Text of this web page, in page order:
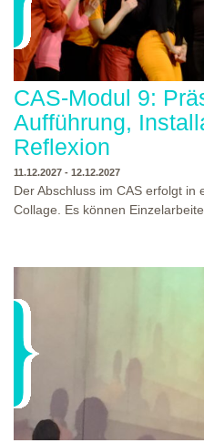
CAS-Modul 9:
Aufführung,
Reflexion
11.12.2027 - 12.12.2027
Der Abschluss im CAS erfolgt
Collage. Es können
Ausbildungsprogramm zu
oder Präsentation. Wir freuen
WO?